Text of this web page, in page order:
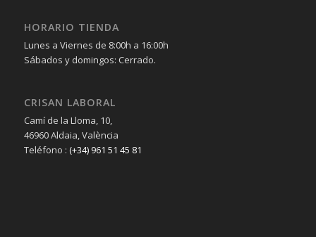
HORARIO TIENDA
Lunes a Viernes de 8:00h a 16:00h
Sábados y domingos: Cerrado.
CRISAN LABORAL
Camí de la Lloma, 10,
46960 Aldaia, València
Teléfono : (+34) 961 51 45 81